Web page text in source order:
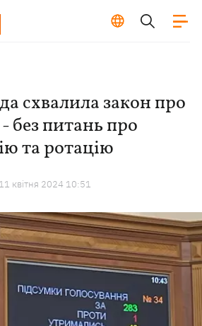
схвалила закон про
без питань про
та ротацію
11 квiтня 2024 10:51